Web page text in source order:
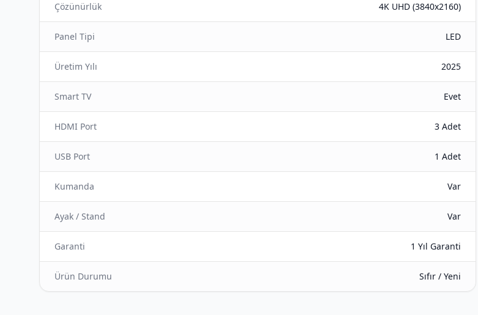
Çözünürlük 4K UHD (3840x2160)
Panel Tipi LED
Üretim Yılı 2025
Smart TV Evet
HDMI Port 3 Adet
USB Port 1 Adet
Kumanda Var
Ayak / Stand Var
Garanti 1 Yıl Garanti
Ürün Durumu Sıfır / Yeni